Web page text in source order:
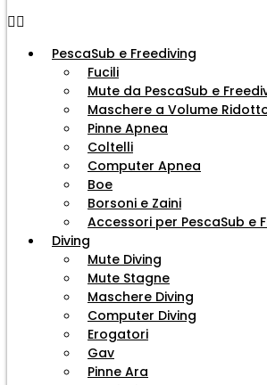
PescaSub e Freediving
Fucili
Mute da PescaSub e
Maschere a Volume
Pinne Apnea
Coltelli
Computer Apnea
Boe
Borsoni e Zaini
Accessori per PescaSub e
Diving
Mute Diving
Mute Stagne
Maschere Diving
Computer Diving
Erogatori
Gav
Pinne Ara